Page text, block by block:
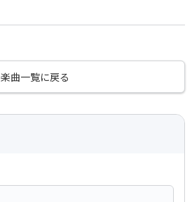
楽曲一覧に戻る